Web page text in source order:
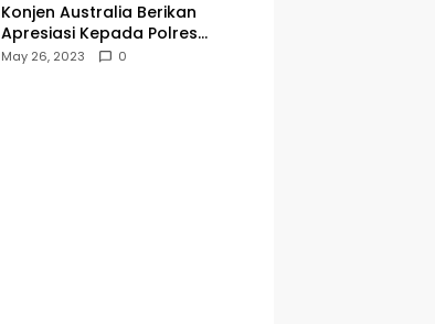
Konjen Australia Berikan
Apresiasi Kepada Polres
Tanjungperak yang Konsisten
May 26, 2023 0